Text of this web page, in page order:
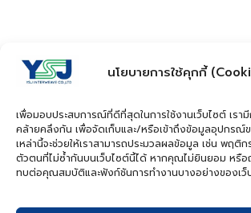
นโยบายการใช้คุกกี้
เพื่อมอบประสบการณ์ที่ดีที่สุดในการใช้งานเว็บไซต์ เรามี
คล้ายคลึงกัน เพื่อจัดเก็บและ/หรือเข้าถึงข้อมูลอุปกรณ์
เหล่านี้จะช่วยให้เราสามารถประมวลผลข้อมูล เช่น พฤติ
ตัวตนที่ไม่ซ้ำกันบนเว็บไซต์นี้ได้ หากคุณไม่ยินยอม หรื
ทบต่อคุณสมบัติและฟังก์ชันการทำงานบางอย่างของเว็